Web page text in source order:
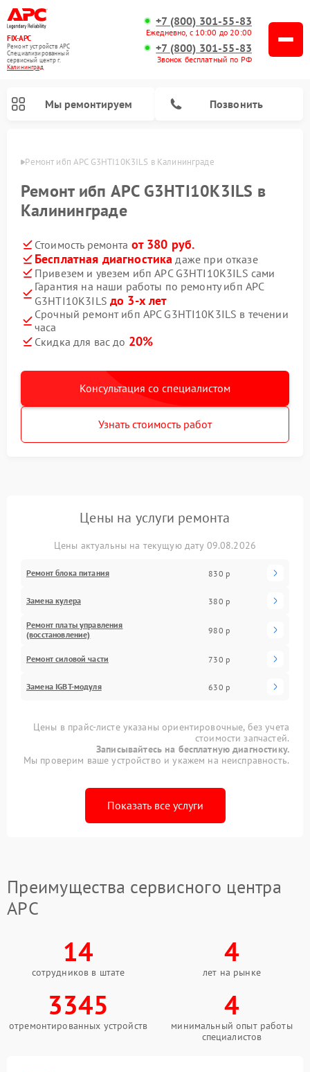
FIX-APC
Ремонт устройств APC
Специализированный
cервисный центр г.
Калининград
+7 (800) 301-55-83
Ежедневно, с 10:00 до 20:00
+7 (800) 301-55-83
Звонок бесплатный по РФ
Мы ремонтируем Позвонить
Ремонт ибп APC G3HTI10K3ILS в Калининграде
Ремонт ибп APC G3HTI10K3ILS в
Калининграде
Стоимость ремонта от 380 руб.
Бесплатная диагностика даже при отказе
Привезем и увезем ибп APC G3HTI10K3ILS сами
Гарантия на наши работы по ремонту ибп APC
G3HTI10K3ILS до 3-х лет
Срочный ремонт ибп APC G3HTI10K3ILS в течении
часа
Скидка для вас до 20%
Консультация со специалистом
Узнать стоимость работ
Цены на услуги ремонта
Цены актуальны на текущую дату 09.08.2026
Ремонт блока питания 830 р
Замена кулера 380 р
Ремонт платы управления
(восстановление)
980 р
Ремонт силовой части 730 р
Замена IGBT-модуля 630 р
Цены в прайс-листе указаны ориентировочные, без учета
стоимости запчастей.
Записывайтесь на бесплатную диагностику.
Мы проверим ваше устройство и укажем на неисправность.
Показать все услуги
Преимущества сервисного центра
APC
14
сотрудников в штате
4
лет на рынке
3345
отремонтированных устройств
4
минимальный опыт работы
специалистов